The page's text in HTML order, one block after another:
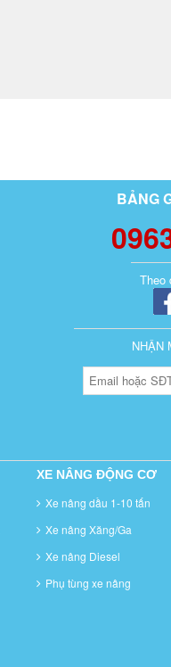
BẢNG
Theo
NHẬN
XE NÂNG ĐỘNG CƠ
Xe nâng dầu 1-10 tấn
Xe nâng Xăng/Ga
Xe nâng Diesel
Phụ tùng xe nâng